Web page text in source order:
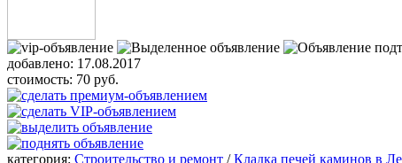
добавлено: 17.08.2017
стоимость: 70 руб.
категория: Строительство и ремонт /Кладка печей каминов в